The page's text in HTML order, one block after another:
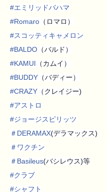
#エミリッドバハマ
#Romaro （ロマロ）
#スコッティキャメロン
#BALDO （バルド）
#KAMUI （カムイ）
#BUDDY （バディー）
#CRAZY （クレイジー)
#アストロ
#ジョージスピリッツ
＃ DERAMAX(デラマックス)
＃ ワクチン
＃ Basileus(バシレウス)等
#クラブ
#シャフト